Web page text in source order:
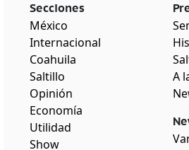
Secciones
México
Internacional
Coahuila
Saltillo
Opinión
Economía
Utilidad
Show
A